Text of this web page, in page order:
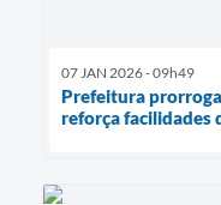
07 JAN 2026 - 09h49
Prefeitura
reforça facilidades